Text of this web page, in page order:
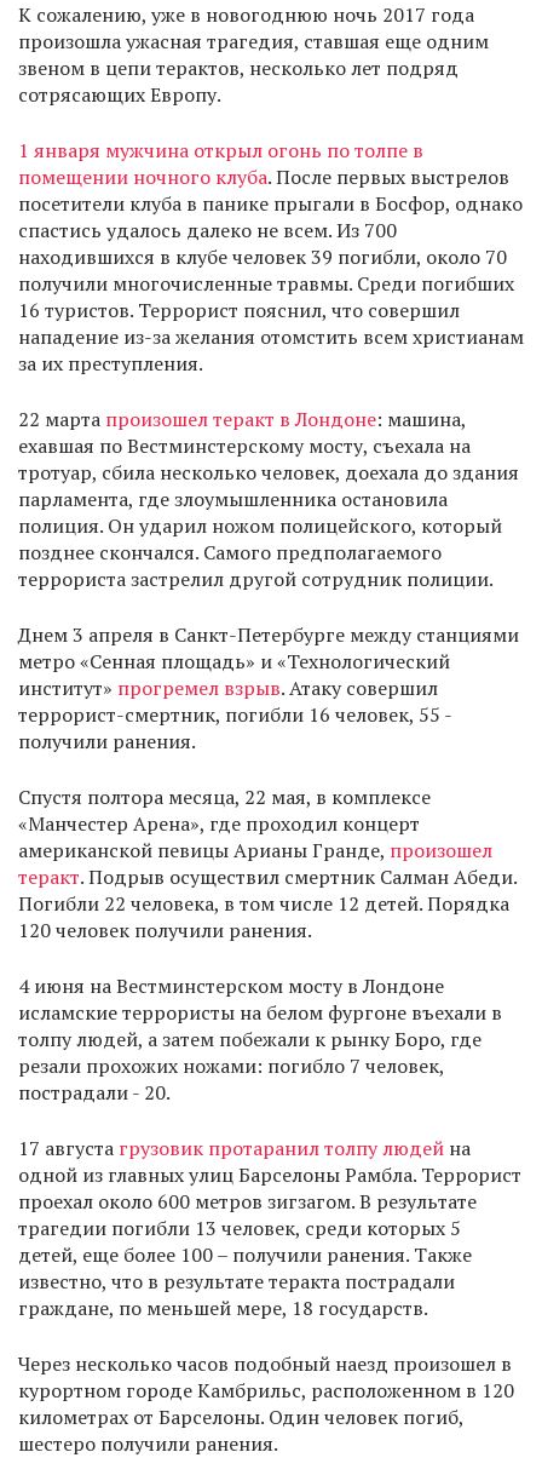
К сожалению, уже в новогоднюю ночь 2017 года
произошла ужасная трагедия, ставшая еще одним
звеном в цепи терактов, несколько лет подряд
сотрясающих Европу.
1 января мужчина открыл огонь по толпе в
помещении ночного клуба. После первых выстрелов
посетители клуба в панике прыгали в Босфор, однако
спастись удалось далеко не всем. Из 700
находившихся в клубе человек 39 погибли, около 70
получили многочисленные травмы. Среди погибших
16 туристов. Террорист пояснил, что совершил
нападение из-за желания отомстить всем христианам
за их преступления.
22 марта произошел теракт в Лондоне: машина,
ехавшая по Вестминстерскому мосту, съехала на
тротуар, сбила несколько человек, доехала до здания
парламента, где злоумышленника остановила
полиция. Он ударил ножом полицейского, который
позднее скончался. Самого предполагаемого
террориста застрелил другой сотрудник полиции.
Днем 3 апреля в Санкт-Петербурге между станциями
метро «Сенная площадь» и «Технологический
институт» прогремел взрыв. Атаку совершил
террорист-смертник, погибли 16 человек, 55 -
получили ранения.
Спустя полтора месяца, 22 мая, в комплексе
«Манчестер Арена», где проходил концерт
американской певицы Арианы Гранде, произошел
теракт. Подрыв осуществил смертник Салман Абеди.
Погибли 22 человека, в том числе 12 детей. Порядка
120 человек получили ранения.
4 июня на Вестминстерском мосту в Лондоне
исламские террористы на белом фургоне въехали в
толпу людей, а затем побежали к рынку Боро, где
резали прохожих ножами: погибло 7 человек,
пострадали - 20.
17 августа грузовик протаранил толпу людей на
одной из главных улиц Барселоны Рамбла. Террорист
проехал около 600 метров зигзагом. В результате
трагедии погибли 13 человек, среди которых 5
детей, еще более 100 – получили ранения. Также
известно, что в результате теракта пострадали
граждане, по меньшей мере, 18 государств.
Через несколько часов подобный наезд произошел в
курортном городе Камбрильс, расположенном в 120
километрах от Барселоны. Один человек погиб,
шестеро получили ранения.